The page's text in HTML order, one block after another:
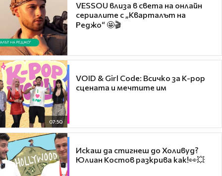
VESSOU влиза в света на онлайн
сериалите с „Кварталът на
Реджо“ 🤩🎬
07:50
VOID & Girl Code: Всичко за K-pop
сцената и мечтите им
Искаш да стигнеш до Холивуд?
Юлиан Костов разкрива как!👀💥